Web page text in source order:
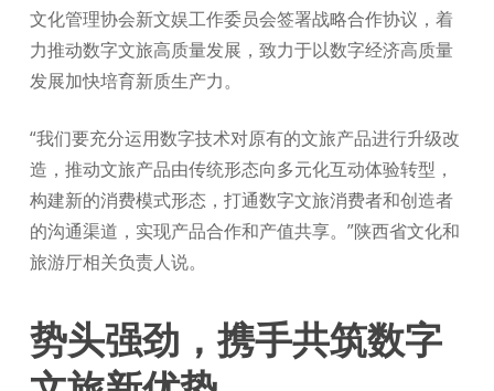
文化管理协会新文娱工作委员会签署战略合作协议，着
力推动数字文旅高质量发展，致力于以数字经济高质量
发展加快培育新质生产力。
“我们要充分运用数字技术对原有的文旅产品进行升级改
造，推动文旅产品由传统形态向多元化互动体验转型，
构建新的消费模式形态，打通数字文旅消费者和创造者
的沟通渠道，实现产品合作和产值共享。”陕西省文化和
旅游厅相关负责人说。
势头强劲，携手共筑数字